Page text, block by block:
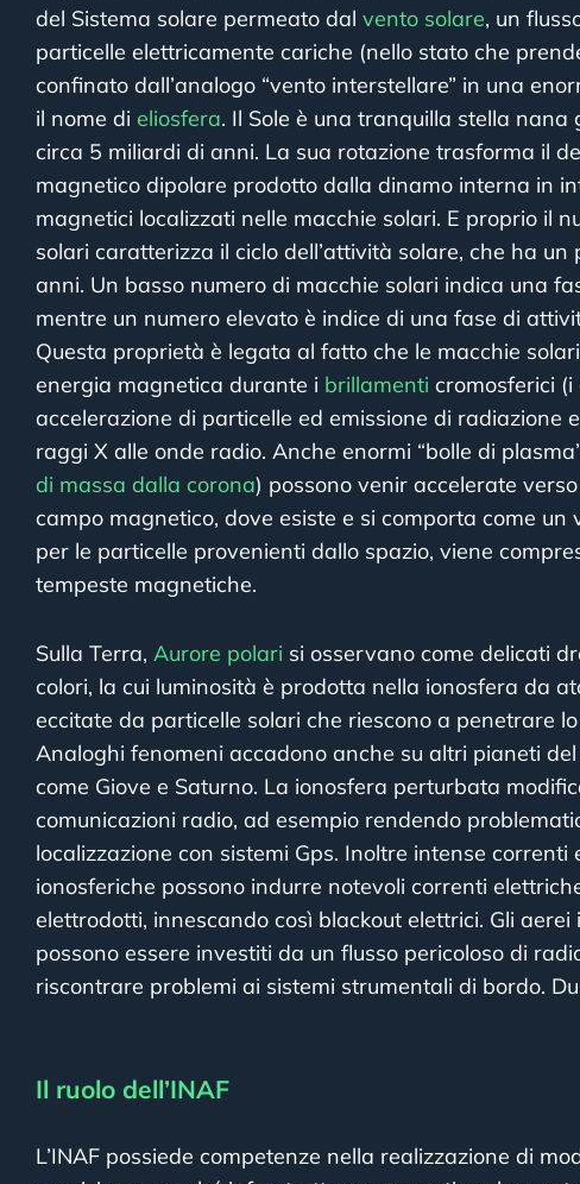
del Sistema solare permeato dal vento solare, un
particelle elettricamente cariche (nello stato che
confinato dall’analogo “vento interstellare” in una
il nome di eliosfera. Il Sole è una tranquilla stella nana
circa 5 miliardi di anni. La sua rotazione trasforma il
magnetico dipolare prodotto dalla dinamo interna in
magnetici localizzati nelle macchie solari. E proprio il
solari caratterizza il ciclo dell’attività solare, che ha un
anni. Un basso numero di macchie solari indica una
mentre un numero elevato è indice di una fase di
Questa proprietà è legata al fatto che le macchie
energia magnetica durante i brillamenti cromosferici
accelerazione di particelle ed emissione di radiazione
raggi X alle onde radio. Anche enormi “bolle di
di massa dalla corona) possono venir accelerate
campo magnetico, dove esiste e si comporta come un
per le particelle provenienti dallo spazio, viene
tempeste magnetiche.
Sulla Terra, Aurore polari si osservano come delicati
colori, la cui luminosità è prodotta nella ionosfera da
eccitate da particelle solari che riescono a penetrare
Analoghi fenomeni accadono anche su altri pianeti
come Giove e Saturno. La ionosfera perturbata
comunicazioni radio, ad esempio rendendo
localizzazione con sistemi Gps. Inoltre intense correnti
ionosferiche possono indurre notevoli correnti
elettrodotti, innescando così blackout elettrici. Gli
possono essere investiti da un flusso pericoloso di
riscontrare problemi ai sistemi strumentali di bordo.
Il ruolo dell’INAF
L’INAF possiede competenze nella realizzazione di